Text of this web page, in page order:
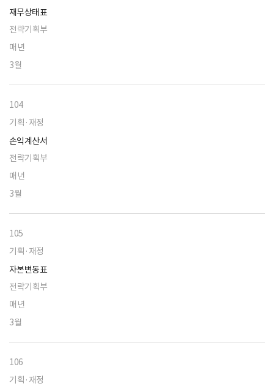
재무상태표
전략기획부
매년
3월
104
기획·재정
손익계산서
전략기획부
매년
3월
105
기획·재정
자본변동표
전략기획부
매년
3월
106
기획·재정